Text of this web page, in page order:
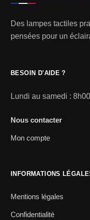
Des lampes tactiles
pensées pour un
BESOIN D'AIDE ?
Lundi au samedi :
Nous contacter
Mon compte
INFORMATIONS
Mentions légales
Confidentialité